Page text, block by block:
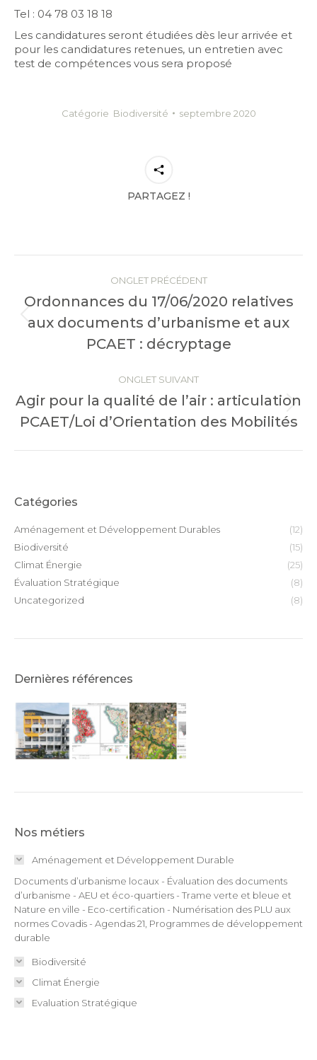
Tel : 04 78 03 18 18
Les candidatures seront étudiées dès leur arrivée et
pour les candidatures retenues, un entretien avec
test de compétences vous sera proposé
Catégorie Biodiversité septembre 2020
PARTAGEZ !
commentaire
ONGLET PRÉCÉDENT
Onglet
Ordonnances du 17/06/2020 relatives
aux documents d’urbanisme et aux
PCAET : décryptage
ONGLET SUIVANT
Onglet
suivant
Agir pour la qualité de l’air : articulation
PCAET/Loi d’Orientation des Mobilités
Catégories
Aménagement et Développement Durables
(12)
Biodiversité
(15)
Climat Énergie
(25)
Évaluation Stratégique
(8)
Uncategorized
(8)
Dernières références
Nos métiers
Aménagement et Développement Durable
Documents d’urbanisme locaux - Évaluation des documents
d’urbanisme - AEU et éco-quartiers - Trame verte et bleue et
Nature en ville - Eco-certification - Numérisation des PLU aux
normes Covadis - Agendas 21, Programmes de développement
durable
Biodiversité
Climat Énergie
Evaluation Stratégique